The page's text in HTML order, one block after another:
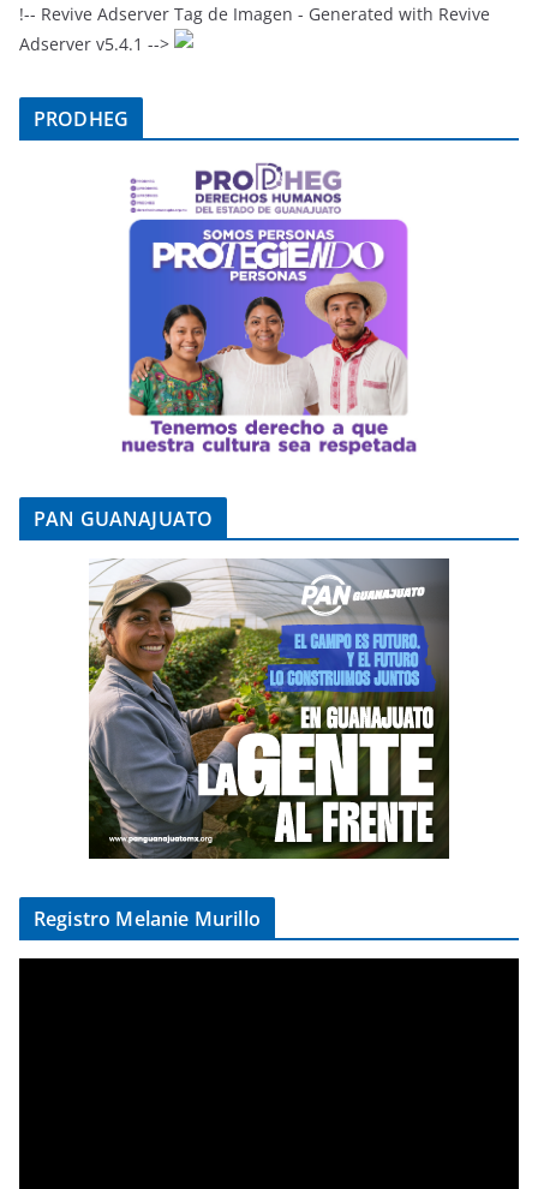
o
k
p
!-- Revive Adserver Tag de Imagen - Generated with Revive
Adserver v5.4.1 -->
PRODHEG
PAN GUANAJUATO
Registro Melanie Murillo